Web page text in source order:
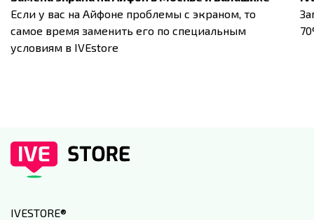
Если у вас на Айфоне проблемы с экраном, то
самое время заменить его по специальным
условиям в IVEstore
IVESTORE®